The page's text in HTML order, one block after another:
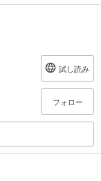
試し読み
フォロー